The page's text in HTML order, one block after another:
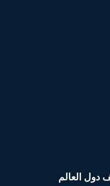
دول العالم